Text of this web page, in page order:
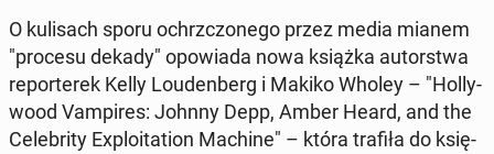
O ku­li­sach sporu ochrzczo­ne­go przez media mianem
"procesu dekady" opo­wia­da nowa książka au­tor­stwa
re­por­te­rek Kelly Lo­uden­berg i Makiko Wholey – "Hol­ly­
wo­od Vam­pi­res: Johnny Depp, Amber Heard, and the
Ce­le­bri­ty Explo­ita­tion Machine" – która trafiła do księ­